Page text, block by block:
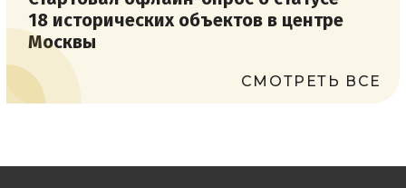
18 исторических объектов в центре
Москвы
СМОТРЕТЬ ВСЕ